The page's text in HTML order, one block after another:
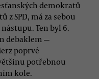
demokratů
z SPD, má za sebou
Ten byl 6.
debaklem —
poprvé
potřebnou
kole.